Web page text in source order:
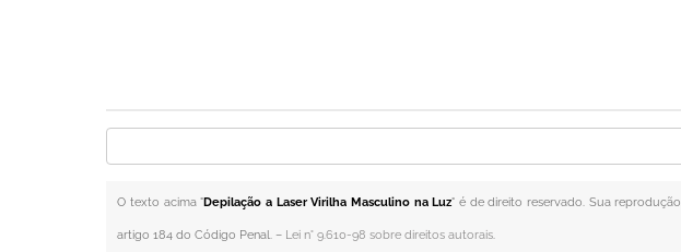
O texto acima "Depilação a Laser Virilha Masculino na Luz" é de direito reservado. Sua
artigo 184 do Código Penal. – Lei n° 9.610-98 sobre direitos autorais.